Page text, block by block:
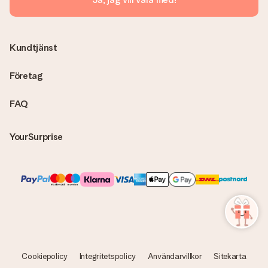
skickas alltid med e-postbekräftelsen och du hittar även dina
FAQ
YourSurprise
Kundtjänst
Företag
Cookiepolicy Integritetspolicy Användarvillkor Sitekarta